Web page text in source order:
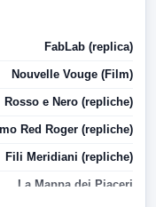
FabLab (replica)
Nouvelle Vouge (Film)
Rosso e Nero (repliche)
Red Roger (repliche)
Fili Meridiani (repliche)
La Mappa dei Piaceri